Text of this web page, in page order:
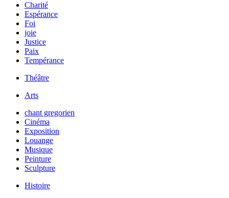
Charité
Espérance
Foi
joie
Justice
Paix
Tempérance
Théâtre
Arts
chant gregorien
Cinéma
Exposition
Louange
Musique
Peinture
Sculpture
Histoire